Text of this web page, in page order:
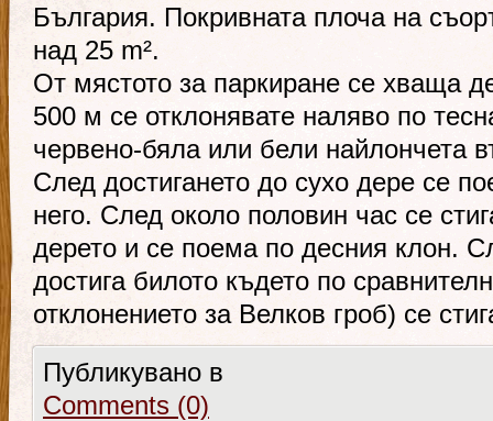
България. Покривната плоча на
над 25 m².
От мястото за паркиране се хваща
500 м се отклонявате наляво по
червено-бяла или бели найлончета
След достигането до сухо дере се
него. След около половин час се
дерето и се поема по десния клон.
достига билото където по
отклонението за Велков гроб) се
Публикувано в
Comments (0)